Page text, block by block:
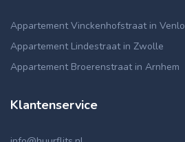
Appartement Vinckenhofstraat in Venlo
Appartement Lindestraat in Zwolle
Appartement Broerenstraat in Arnhem
Klantenservice